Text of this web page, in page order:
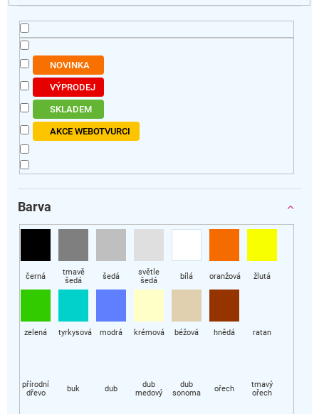
k
NOVINKA
VÝPRODEJ
SKLADEM
AKCE WEBOTVURCI
Barva